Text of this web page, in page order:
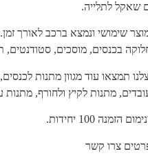
שאקל לתלייה.
שימושי ונמצא ברכב לאורך זמן.
בכנסים, מוסכים, סטודנטים,
תמצאו עוד מגוון מתנות
מתנות לקיץ ולחורף, מתנות
הזמנה 100 יחידות.
צרו קשר